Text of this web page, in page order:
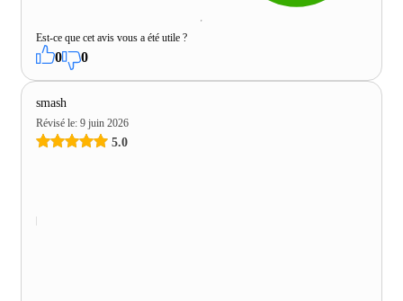
Est-ce que cet avis vous a été utile ?
0 0
smash
Révisé le: 9 juin 2026
5.0